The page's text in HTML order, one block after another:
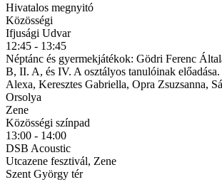
Hivatalos megnyitó
Közösségi
Ifjusági Udvar
12:45 - 13:45
Néptánc és gyermekjátékok: Gödri Ferenc
B, II. A, és IV. A osztályos tanulóinak
Alexa, Keresztes Gabriella, Opra Zsuzsanna,
Orsolya
Zene
Közösségi színpad
13:00 - 14:00
DSB Acoustic
Utcazene fesztivál, Zene
Szent György tér